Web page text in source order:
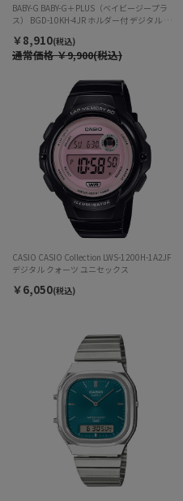
BABY-G BABY-G＋PLUS（ベイビージープラ
ス） BGD-10KH-4JR ホルダー付 デジタル ク
￥8,910(税込)
通常価格￥9,900(税込)
CASIO CASIO Collection LWS-1200H-1A2JF
デジタル クォーツ ユニセックス
￥6,050(税込)